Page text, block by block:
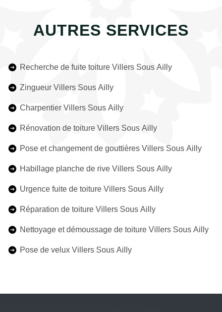
AUTRES SERVICES
Recherche de fuite toiture Villers Sous Ailly
Zingueur Villers Sous Ailly
Charpentier Villers Sous Ailly
Rénovation de toiture Villers Sous Ailly
Pose et changement de gouttières Villers Sous Ailly
Habillage planche de rive Villers Sous Ailly
Urgence fuite de toiture Villers Sous Ailly
Réparation de toiture Villers Sous Ailly
Nettoyage et démoussage de toiture Villers Sous Ailly
Pose de velux Villers Sous Ailly